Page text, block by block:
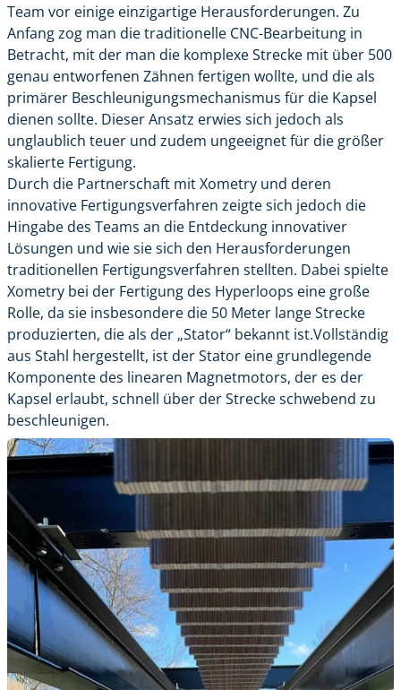
Team vor einige einzigartige Herausforderungen. Zu
Anfang zog man die traditionelle CNC-Bearbeitung in
Betracht, mit der man die komplexe Strecke mit über 500
genau entworfenen Zähnen fertigen wollte, und die als
primärer Beschleunigungsmechanismus für die Kapsel
dienen sollte. Dieser Ansatz erwies sich jedoch als
unglaublich teuer und zudem ungeeignet für die größer
skalierte Fertigung.
Durch die Partnerschaft mit Xometry und deren
innovative Fertigungsverfahren zeigte sich jedoch die
Hingabe des Teams an die Entdeckung innovativer
Lösungen und wie sie sich den Herausforderungen
traditionellen Fertigungsverfahren stellten. Dabei spielte
Xometry bei der Fertigung des Hyperloops eine große
Rolle, da sie insbesondere die 50 Meter lange Strecke
produzierten, die als der „Stator“ bekannt ist.Vollständig
aus Stahl hergestellt, ist der Stator eine grundlegende
Komponente des linearen Magnetmotors, der es der
Kapsel erlaubt, schnell über der Strecke schwebend zu
beschleunigen.